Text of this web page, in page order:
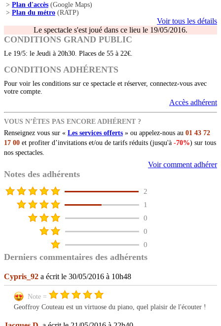
> Plan d'accès (Google Maps)
> Plan du métro (RATP)
Voir tous les détails
Le spectacle s'est joué dans ce lieu le 19/05/2016.
CONDITIONS GRAND PUBLIC
Le 19/5: le Jeudi à 20h30. Places de 55 à 22€.
CONDITIONS ADHÉRENTS
Pour voir les conditions sur ce spectacle et réserver, connectez-vous avec
votre compte.
Accès adhérent
VOUS N’ÊTES PAS ENCORE ADHÉRENT ?
Renseignez vous sur « Les services offerts » ou appelez-nous au 01 43 72
17 00 et profiter d’invitations et/ou de tarifs réduits (jusqu'à -70%) sur tous
nos spectacles.
Voir comment adhérer
Notes des adhérents
2
1
0
0
0
Derniers commentaires des adhérents
Cypris_92 a écrit le 30/05/2016 à 10h48
Note =
Geoffroy Couteau est un virtuose du piano, quel plaisir de l'écouter !